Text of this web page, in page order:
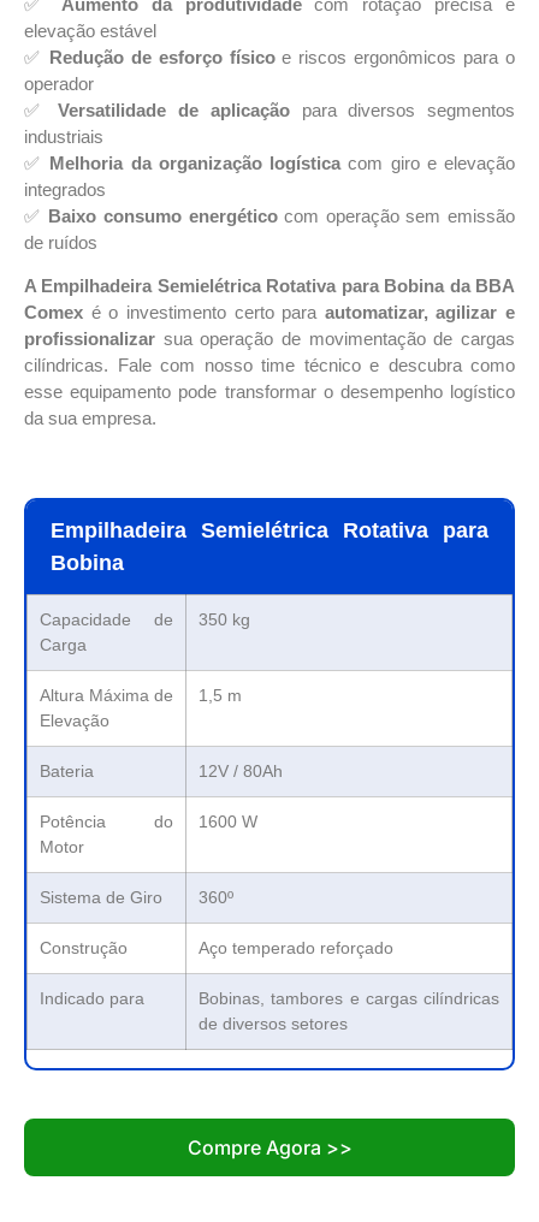
elevação estável
✅ Redução de esforço físicoe riscos ergonômicos para o
operador
✅Versatilidade de aplicaçãopara diversos segmentos
industriais
✅ Melhoria da organização logística com giro e elevação
integrados
✅ Baixo consumo energéticocom operação sem emissão
de ruídos
A Empilhadeira Semielétrica Rotativa para Bobina da BBA
Comex é o investimento certo para automatizar, agilizar e
profissionalizar sua operação de movimentação de cargas
cilíndricas. Fale com nosso time técnico e descubra como
esse equipamento pode transformar o desempenho logístico
da sua empresa.
Empilhadeira Semielétrica Rotativa para
Bobina
Capacidade de
Carga
350 kg
Altura Máxima de
Elevação
1,5 m
Bateria 12V / 80Ah
Potência do
Motor
1600 W
Sistema de Giro 360º
Construção Aço temperado reforçado
Indicado para
Bobinas, tambores e cargas cilíndricas
de diversos setores
Compre Agora >>